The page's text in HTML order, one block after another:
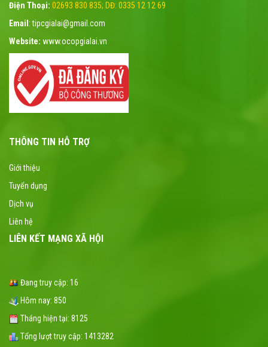
Điện Thoại: 02693 830 835; DĐ: 0335 12 12 69
Email : tipcgialai@gmail.com
Website: www.ocopgialai.vn
THÔNG TIN HỖ TRỢ
Giới thiệu
Tuyển dụng
Dịch vụ
Liên hệ
LIÊN KẾT MẠNG XÃ HỘI
Đang truy cập: 16
Hôm nay: 850
Tháng hiện tại: 8125
Tổng lượt truy cập: 1413282